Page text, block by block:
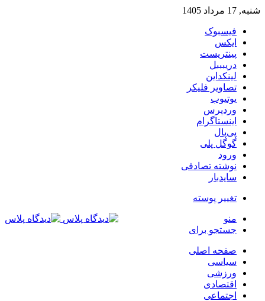
شنبه, 17 مرداد 1405
فیسبوک
ایکس
پینتریست
دریبببل
لینکداین
تصاویر فلیکر
یوتیوب
وردپرس
اینستاگرام
پی‌پال
گوگل پلی
ورود
نوشته تصادفی
سایدبار
تغییر پوسته
منو
جستجو برای
صفحه اصلی
سیاسی
ورزشی
اقتصادی
اجتماعی